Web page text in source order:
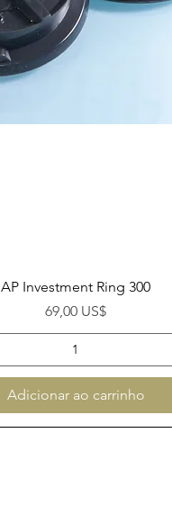
Visualização rápida
AP Investment Ring 300
Preço
69,00 US$
Adicionar ao carrinho